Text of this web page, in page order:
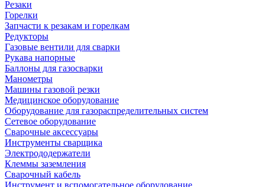
Резаки
Горелки
Запчасти к резакам и горелкам
Редукторы
Газовые вентили для сварки
Рукава напорные
Баллоны для газосварки
Манометры
Машины газовой резки
Медицинское оборудование
Оборудование для газораспределительных систем
Сетевое оборудование
Сварочные аксессуары
Инструменты сварщика
Электрододержатели
Клеммы заземления
Сварочный кабель
Инструмент и вспомогательное оборудование